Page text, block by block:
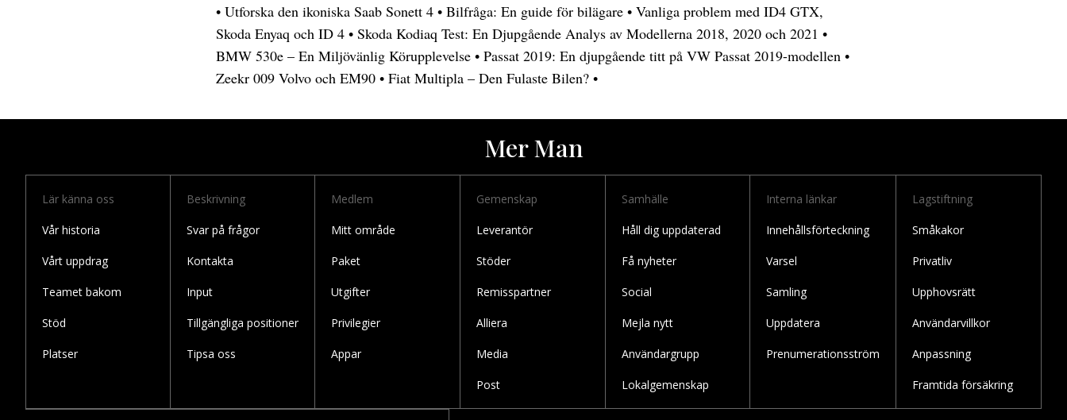
• Utforska den ikoniska Saab Sonett 4 • Bilfråga: En guide för bilägare • Vanliga problem med ID4 GTX,
Skoda Enyaq och ID 4 • Skoda Kodiaq Test: En Djupgående Analys av Modellerna 2018, 2020 och 2021 •
BMW 530e – En Miljövänlig Körupplevelse • Passat 2019: En djupgående titt på VW Passat 2019-modellen •
Zeekr 009 Volvo och EM90 • Fiat Multipla – Den Fulaste Bilen? •
Mer Man
Lär känna oss
Vår historia
Vårt uppdrag
Teamet bakom
Stöd
Platser
Beskrivning
Svar på frågor
Kontakta
Input
Tillgängliga positioner
Tipsa oss
Medlem
Mitt område
Paket
Utgifter
Privilegier
Appar
Gemenskap
Leverantör
Stöder
Remisspartner
Alliera
Media
Post
Samhälle
Håll dig uppdaterad
Få nyheter
Social
Mejla nytt
Användargrupp
Lokalgemenskap
Interna länkar
Innehållsförteckning
Varsel
Samling
Uppdatera
Prenumerationsström
Lagstiftning
Småkakor
Privatliv
Upphovsrätt
Användarvillkor
Anpassning
Framtida försäkring